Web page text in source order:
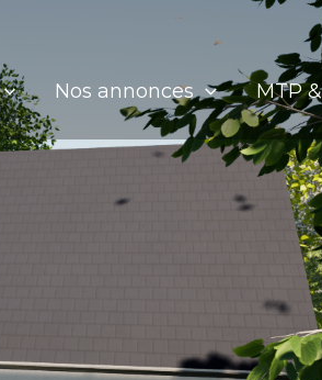
Nos annonces MTP